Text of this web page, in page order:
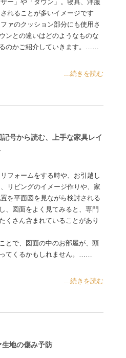
ザー」や「ダウン」。寝具、洋服
れることが多いイメージです
ァのクッション部分にも使用さ
ンとの違いはどのようなものな
のかご紹介していきます。……
...続きを読む
記号から読む、上手な家具レイ
フォームをする時や、お引越し
リビングのイメージ作りや、家
を平面図を見ながら検討される
、図面をよく見てみると、専門
くさん含まれていることがあり
とで、図面の中のお部屋が、頭
てくるかもしれません。……
...続きを読む
生地の傷み予防